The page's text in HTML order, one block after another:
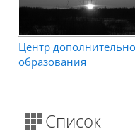
Центр
образования
Список